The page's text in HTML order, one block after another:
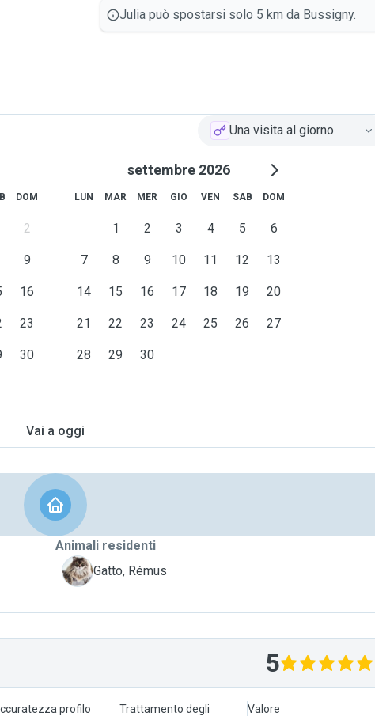
Julia può spostarsi solo 5 km da Bussigny.
Una visita al giorno
DOM
2
9
16
23
30
settembre 2026
LUN MAR MER GIO VEN SAB DOM
1 2 3 4 5 6
7 8 9 10 11 12 13
14 15 16 17 18 19 20
21 22 23 24 25 26 27
28 29 30
Vai a oggi
Animali residenti
R
Gatto, Rémus
5
profilo
Trattamento degli
Valore